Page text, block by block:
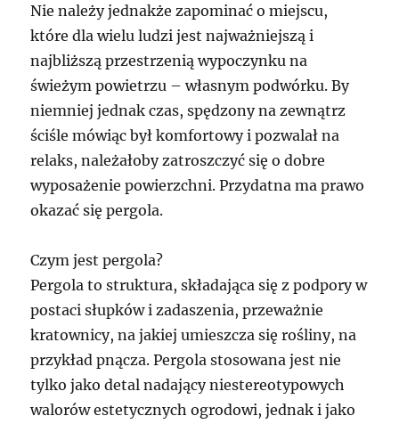
Nie należy jednakże zapominać o miejscu,
które dla wielu ludzi jest najważniejszą i
najbliższą przestrzenią wypoczynku na
świeżym powietrzu – własnym podwórku. By
niemniej jednak czas, spędzony na zewnątrz
ściśle mówiąc był komfortowy i pozwalał na
relaks, należałoby zatroszczyć się o dobre
wyposażenie powierzchni. Przydatna ma prawo
okazać się pergola.
Czym jest pergola?
Pergola to struktura, składająca się z podpory w
postaci słupków i zadaszenia, przeważnie
kratownicy, na jakiej umieszcza się rośliny, na
przykład pnącza. Pergola stosowana jest nie
tylko jako detal nadający niestereotypowych
walorów estetycznych ogrodowi, jednak i jako